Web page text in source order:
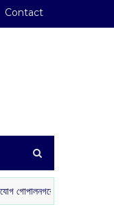
Contact